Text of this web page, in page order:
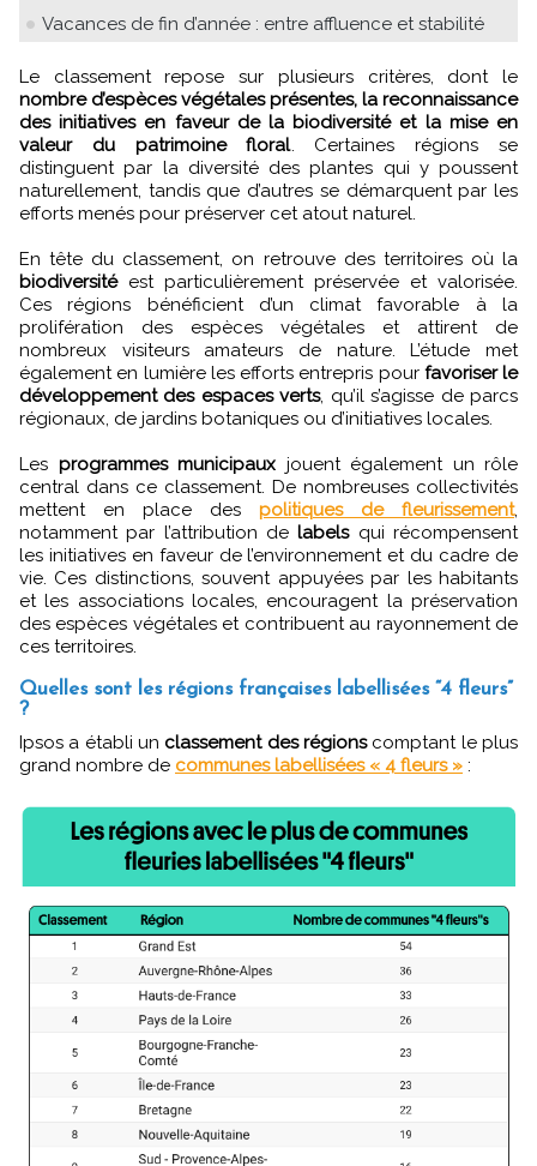
Vacances de fin d’année : entre affluence et stabilité
Le classement repose sur plusieurs critères, dont le
nombre d’espèces végétales présentes, la reconnaissance
des initiatives en faveur de la biodiversité et la mise en
valeur du patrimoine floral. Certaines régions se
distinguent par la diversité des plantes qui y poussent
naturellement, tandis que d’autres se démarquent par les
efforts menés pour préserver cet atout naturel.
En tête du classement, on retrouve des territoires où la
biodiversité est particulièrement préservée et valorisée.
Ces régions bénéficient d’un climat favorable à la
prolifération des espèces végétales et attirent de
nombreux visiteurs amateurs de nature. L’étude met
également en lumière les efforts entrepris pour favoriser le
développement des espaces verts, qu’il s’agisse de parcs
régionaux, de jardins botaniques ou d’initiatives locales.
Les programmes municipaux jouent également un rôle
central dans ce classement. De nombreuses collectivités
mettent en place des politiques de fleurissement,
notamment par l’attribution de labels qui récompensent
les initiatives en faveur de l’environnement et du cadre de
vie. Ces distinctions, souvent appuyées par les habitants
et les associations locales, encouragent la préservation
des espèces végétales et contribuent au rayonnement de
ces territoires.
Quelles sont les régions françaises labellisées “4 fleurs”
?
Ipsos a établi un classement des régionscomptant le plus
grand nombre de communes labellisées « 4 fleurs » :